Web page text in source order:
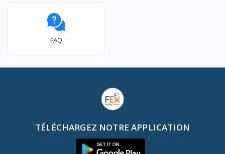
FAQ
TÉLÉCHARGEZ NOTRE APPLICATION